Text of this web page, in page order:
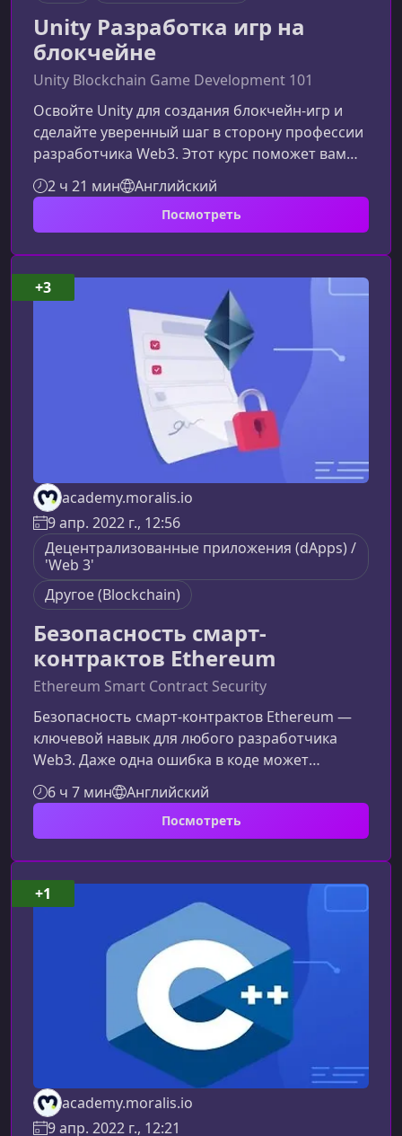
Unity Разработка игр на
блокчейне
Unity Blockchain Game Development 101
Освойте Unity для создания блокчейн‑игр и
сделайте уверенный шаг в сторону профессии
разработчика Web3. Этот курс поможет вам
понять основы игрового движка Unity и
подготовит к дальнейшему обучению работе с
блокчейном, токенами и интеграциями
на начинающих и поможет быстро
погрузиться в разработку игр на базе Unity с
перспективой интеграции
блокчейн‑технологий. Осваивать интерфейс и
инструменты Unity
2 ч 21 мин Английский
Посмотреть
academy.moralis.io
9 апр. 2022 г., 12:56
Децентрализованные приложения (dApps) /
'Web 3'
Другоe (Blockchain)
Безопасность смарт-
контрактов Ethereum
Ethereum Smart Contract Security
Безопасность смарт-контрактов Ethereum —
ключевой навык для любого разработчика
Web3. Даже одна ошибка в коде может
привести к утечке миллионов долларов. В этом
курсе вы узнаете, как мыслят хакеры, какие
уязвимости наиболее распространены и какие
подходы позволяют создавать действительно
защищённые децентрализованные
приложения.Почему безопасность смарт-
контрактов так важнаСмарт-контракты — это
автономные программы, управляющие
цифровыми актив
6 ч 7 мин Английский
Посмотреть
+3
academy.moralis.io
9 апр. 2022 г., 12:21
+1